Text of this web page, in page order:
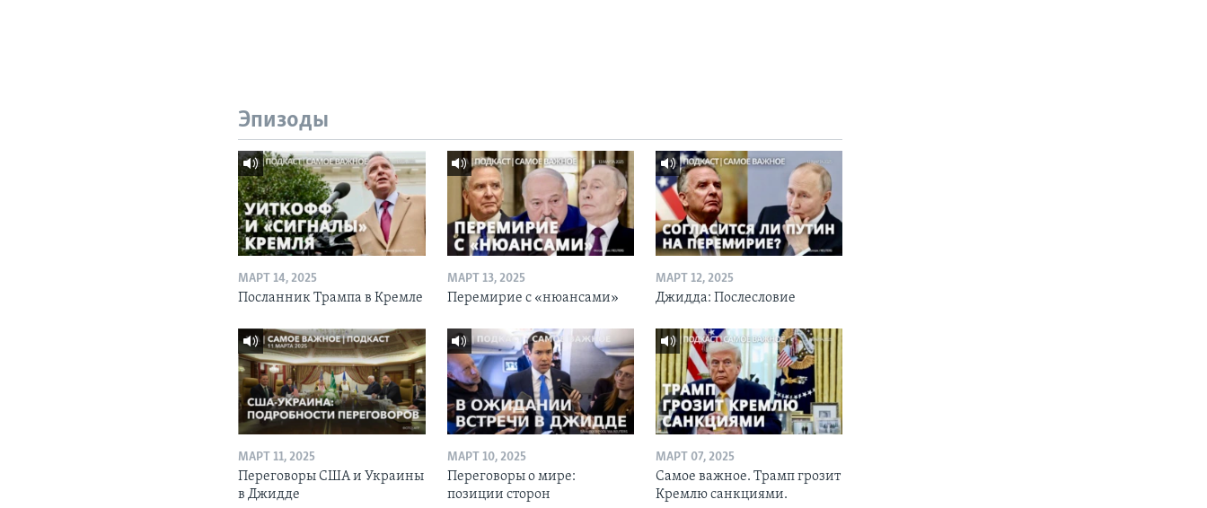
Эпизоды
МАРТ 14, 2025
Посланник Трампа в Кремле
МАРТ 13, 2025
Перемирие с «нюансами»
МАРТ 12, 2025
Джидда: Послесловие
МАРТ 11, 2025
Переговоры США и Украины
в Джидде
МАРТ 10, 2025
Переговоры о мире:
позиции сторон
МАРТ 07, 2025
Самое важное. Трамп грозит
Кремлю санкциями.